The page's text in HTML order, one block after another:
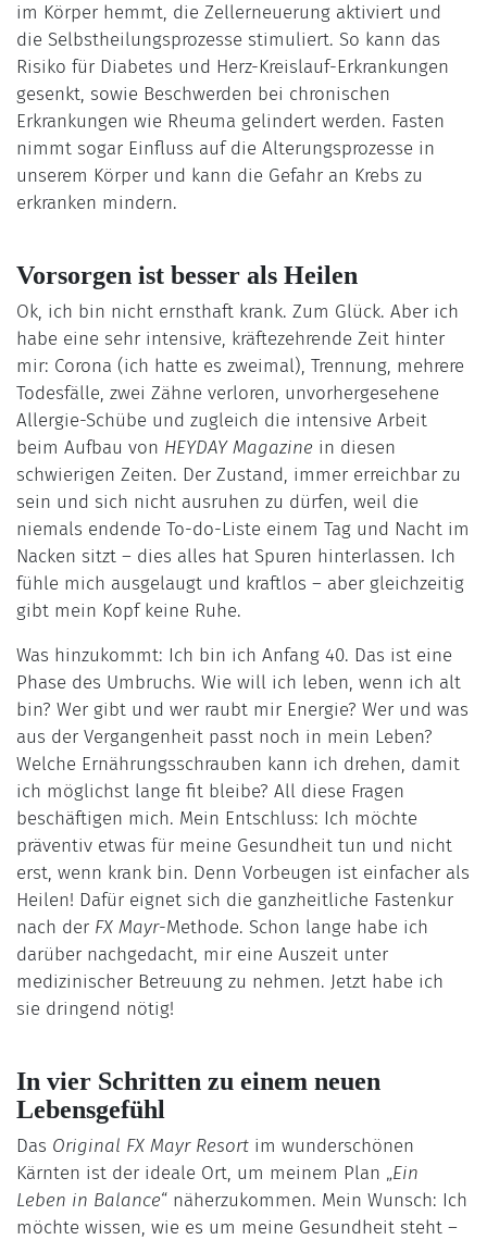
im Körper hemmt, die Zellerneuerung aktiviert und
die Selbstheilungsprozesse stimuliert. So kann das
Risiko für Diabetes und Herz-Kreislauf-Erkrankungen
gesenkt, sowie Beschwerden bei chronischen
Erkrankungen wie Rheuma gelindert werden. Fasten
nimmt sogar Einfluss auf die Alterungsprozesse in
unserem Körper und kann die Gefahr an Krebs zu
erkranken mindern.
Vorsorgen ist besser als Heilen
Ok, ich bin nicht ernsthaft krank. Zum Glück. Aber ich
habe eine sehr intensive, kräftezehrende Zeit hinter
mir: Corona (ich hatte es zweimal), Trennung, mehrere
Todesfälle, zwei Zähne verloren, unvorhergesehene
Allergie-Schübe und zugleich die intensive Arbeit
beim Aufbau von HEYDAY Magazine in diesen
schwierigen Zeiten. Der Zustand, immer erreichbar zu
sein und sich nicht ausruhen zu dürfen, weil die
niemals endende To-do-Liste einem Tag und Nacht im
Nacken sitzt – dies alles hat Spuren hinterlassen. Ich
fühle mich ausgelaugt und kraftlos – aber gleichzeitig
gibt mein Kopf keine Ruhe.
Was hinzukommt: Ich bin ich Anfang 40. Das ist eine
Phase des Umbruchs. Wie will ich leben, wenn ich alt
bin? Wer gibt und wer raubt mir Energie? Wer und was
aus der Vergangenheit passt noch in mein Leben?
Welche Ernährungsschrauben kann ich drehen, damit
ich möglichst lange fit bleibe? All diese Fragen
beschäftigen mich. Mein Entschluss: Ich möchte
präventiv etwas für meine Gesundheit tun und nicht
erst, wenn krank bin. Denn Vorbeugen ist einfacher als
Heilen! Dafür eignet sich die ganzheitliche Fastenkur
nach der FX Mayr-Methode. Schon lange habe ich
darüber nachgedacht, mir eine Auszeit unter
medizinischer Betreuung zu nehmen. Jetzt habe ich
sie dringend nötig!
In vier Schritten zu einem neuen
Lebensgefühl
Das Original FX Mayr Resort im wunderschönen
Kärnten ist der ideale Ort, um meinem Plan „Ein
Leben in Balance“ näherzukommen. Mein Wunsch: Ich
möchte wissen, wie es um meine Gesundheit steht –